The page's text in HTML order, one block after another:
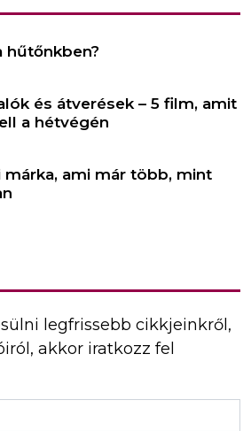
hűtőnkben?
és átverések – 5 film, amit
a hétvégén
ami már több, mint
legfrissebb cikkjeinkről,
akkor iratkozz fel